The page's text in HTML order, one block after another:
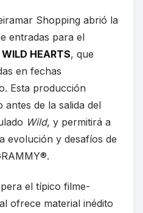
Shopping abrió la
entradas para el
HEARTS, que
en fechas
Esta producción
de la salida del
Wild, y permitirá a
evolución y desafíos de
el típico filme-
ofrece material inédito